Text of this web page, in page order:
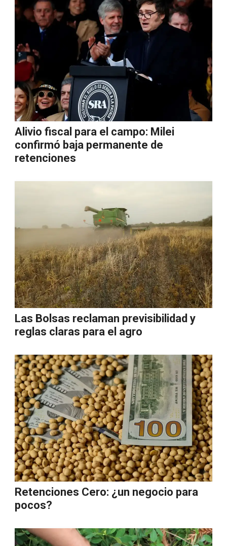
Alivio fiscal para el campo: Milei
confirmó baja permanente de
retenciones
Las Bolsas reclaman previsibilidad y
reglas claras para el agro
Retenciones Cero: ¿un negocio para
pocos?